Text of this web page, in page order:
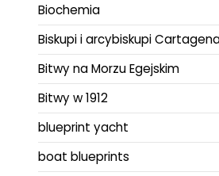
Biochemia
Biskupi i arcybiskupi
Bitwy na Morzu Egejskim
Bitwy w 1912
blueprint yacht
boat blueprints